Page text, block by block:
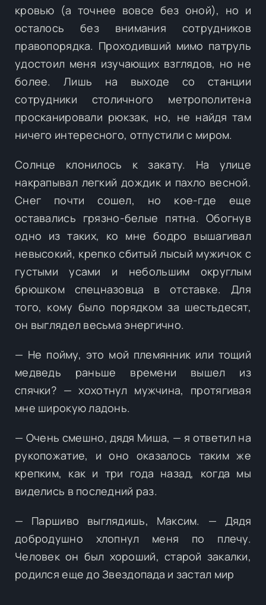
кровью (а точнее вовсе без оной), но и
осталось без внимания сотрудников
правопорядка. Проходивший мимо патруль
удостоил меня изучающих взглядов, но не
более. Лишь на выходе со станции
сотрудники столичного метрополитена
просканировали рюкзак, но, не найдя там
ничего интересного, отпустили с миром.
Солнце клонилось к закату. На улице
накрапывал легкий дождик и пахло весной.
Снег почти сошел, но кое-где еще
оставались грязно-белые пятна. Обогнув
одно из таких, ко мне бодро вышагивал
невысокий, крепко сбитый лысый мужичок с
густыми усами и небольшим округлым
брюшком спецназовца в отставке. Для
того, кому было порядком за шестьдесят,
он выглядел весьма энергично.
— Не пойму, это мой племянник или тощий
медведь раньше времени вышел из
спячки? — хохотнул мужчина, протягивая
мне широкую ладонь.
— Очень смешно, дядя Миша, — я ответил на
рукопожатие, и оно оказалось таким же
крепким, как и три года назад, когда мы
виделись в последний раз.
— Паршиво выглядишь, Максим. — Дядя
добродушно хлопнул меня по плечу.
Человек он был хороший, старой закалки,
родился еще до Звездопада и застал мир